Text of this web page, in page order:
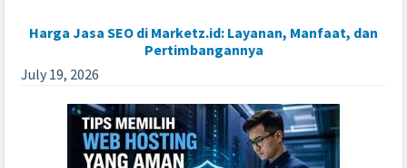
Harga Jasa SEO di Marketz.id: Layanan, Manfaat, dan
Pertimbangannya
July 19, 2026